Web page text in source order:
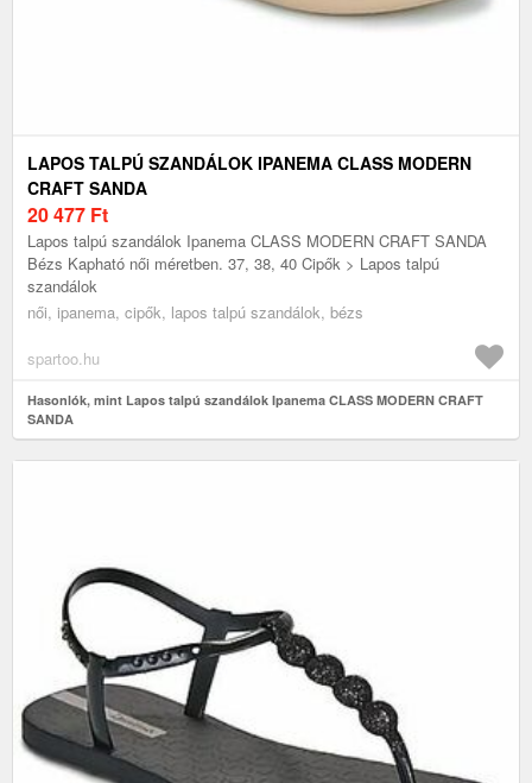
LAPOS TALPÚ SZANDÁLOK IPANEMA CLASS MODERN
CRAFT SANDA
20 477 Ft
Lapos talpú szandálok Ipanema CLASS MODERN CRAFT SANDA
Bézs Kapható női méretben. 37, 38, 40 Cipők > Lapos talpú
szandálok
női, ipanema, cipők, lapos talpú szandálok, bézs
spartoo.hu
Hasonlók, mint Lapos talpú szandálok Ipanema CLASS MODERN CRAFT
SANDA